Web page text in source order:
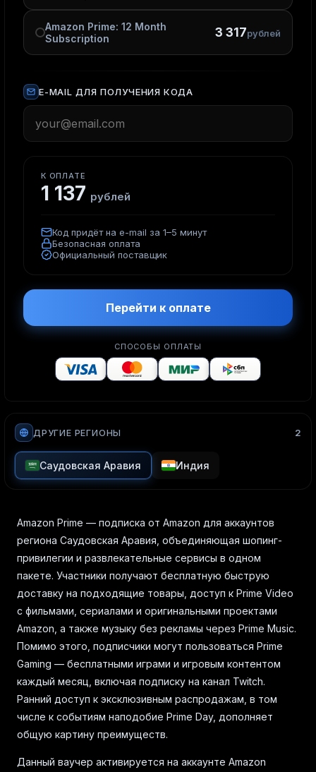
ДРУГИЕ РЕГИОНЫ 2
Саудовская Аравия Индия
Amazon Prime: 12 Month
Subscription
3 317рублей
E-MAIL ДЛЯ ПОЛУЧЕНИЯ КОДА
К ОПЛАТЕ
1 137 рублей
Код придёт на e-mail за 1–5 минут
Безопасная оплата
Официальный поставщик
Перейти к оплате
СПОСОБЫ ОПЛАТЫ
Amazon Prime — подписка от Amazon для аккаунтов
региона Саудовская Аравия, объединяющая шопинг-
привилегии и развлекательные сервисы в одном
пакете. Участники получают бесплатную быструю
доставку на подходящие товары, доступ к Prime Video
с фильмами, сериалами и оригинальными проектами
Amazon, а также музыку без рекламы через Prime Music.
Помимо этого, подписчики могут пользоваться Prime
Gaming — бесплатными играми и игровым контентом
каждый месяц, включая подписку на канал Twitch.
Ранний доступ к эксклюзивным распродажам, в том
числе к событиям наподобие Prime Day, дополняет
общую картину преимуществ.
Данный ваучер активируется на аккаунте Amazon